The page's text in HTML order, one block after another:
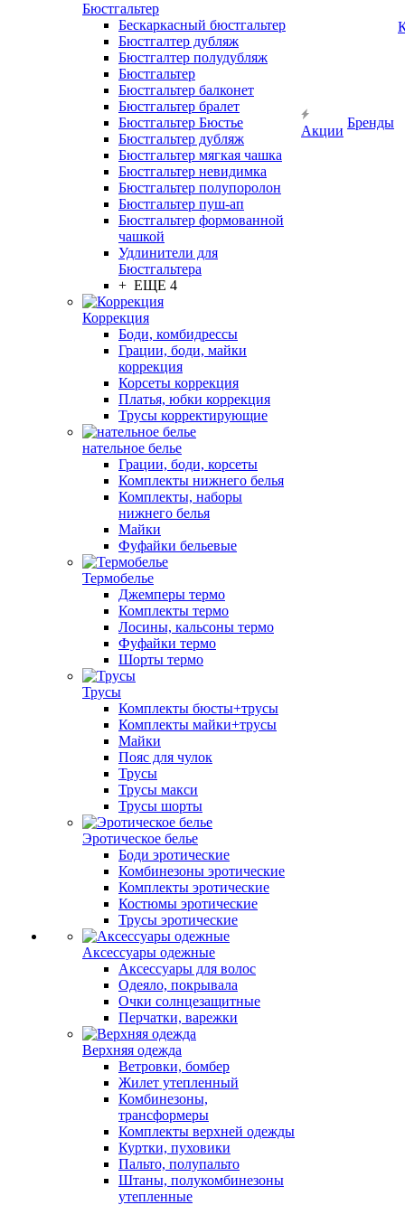
Бюстгальтер
Бескаркасный бюстгальтер
Бюстгалтер дубляж
Бюстгалтер полудубляж
Бюстгальтер
Бюстгальтер балконет
Бюстгальтер бралет
Бюстгальтер Бюстье
Бюстгальтер дубляж
Бюстгальтер мягкая чашка
Бюстгальтер невидимка
Бюстгальтер полупоролон
Бюстгальтер пуш-ап
Бюстгальтер формованной
чашкой
Удлинители для
Бюстгальтера
+ ЕЩЕ 4
Коррекция
Боди, комбидрессы
Грации, боди, майки
коррекция
Корсеты коррекция
Платья, юбки коррекция
Трусы корректирующие
нательное белье
Грации, боди, корсеты
Комплекты нижнего белья
Комплекты, наборы
нижнего белья
Майки
Фуфайки бельевые
Термобелье
Джемперы термо
Комплекты термо
Лосины, кальсоны термо
Фуфайки термо
Шорты термо
Трусы
Комплекты бюсты+трусы
Комплекты майки+трусы
Майки
Пояс для чулок
Трусы
Трусы макси
Трусы шорты
Эротическое белье
Боди эротические
Комбинезоны эротические
Комплекты эротические
Костюмы эротические
Трусы эротические
Аксессуары одежные
Аксессуары для волос
Одеяло, покрывала
Очки солнцезащитные
Перчатки, варежки
Верхняя одежда
Ветровки, бомбер
Жилет утепленный
Комбинезоны,
трансформеры
Комплекты верхней одежды
Куртки, пуховики
Пальто, полупальто
Штаны, полукомбинезоны
утепленные
Акции
Бренды